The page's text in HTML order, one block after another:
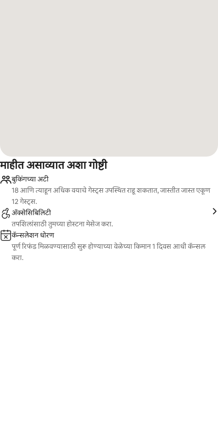
माहीत असाव्यात अशा गोष्टी
बुकिंगच्या अटी
18 आणि त्याहून अधिक वयाचे गेस्ट्स उपस्थित राहू शकतात, जास्तीत जास्त एकूण
12 गेस्ट्स.
ॲक्सेसिबिलिटी
तपशिलांसाठी तुमच्या होस्टना मेसेज करा.
कॅन्सलेशन धोरण
पूर्ण रिफंड मिळवण्यासाठी सुरू होण्याच्या वेळेच्या किमान 1 दिवस आधी कॅन्सल
करा.